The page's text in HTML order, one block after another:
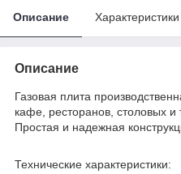
Описание Характеристики
Описание
Газовая плита
кафе, ресторанов, столовых и
Простая и надежная
Технические характеристики: